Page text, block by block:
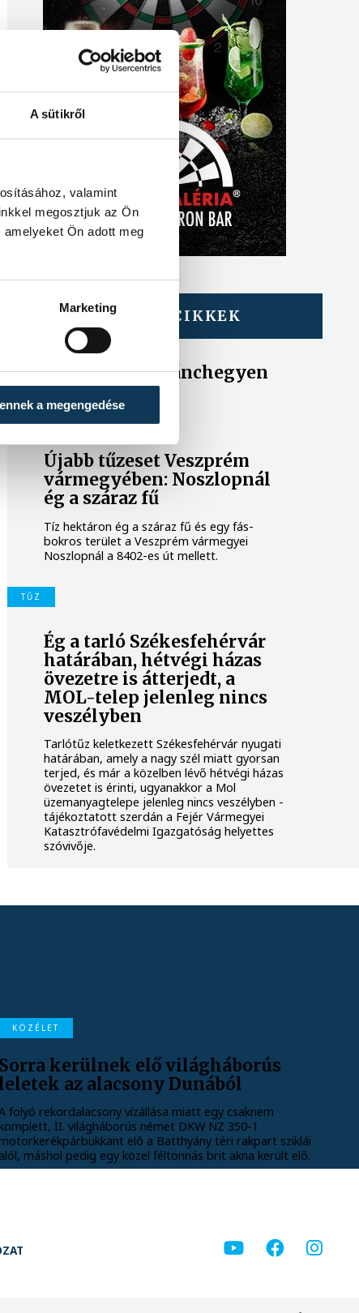
A sütikről
valamint
megosztjuk az Ön
Ön adott meg
Marketing
a megengedése
TOVÁBBI CIKKEK
KÉK FÉNY
Tűz van a Csobánchegyen
Újabb tűzeset Veszprém
vármegyében: Noszlopnál
ég a száraz fű
Tíz hektáron ég a száraz fű és egy fás-
bokros terület a Veszprém vármegyei
Noszlopnál a 8402-es út mellett.
TŰZ
Ég a tarló Székesfehérvár
határában, hétvégi házas
övezetre is átterjedt, a
MOL-telep jelenleg nincs
veszélyben
Tarlótűz keletkezett Székesfehérvár nyugati
határában, amely a nagy szél miatt gyorsan
terjed, és már a közelben lévő hétvégi házas
övezetet is érinti, ugyanakkor a Mol
üzemanyagtelepe jelenleg nincs veszélyben -
tájékoztatott szerdán a Fejér Vármegyei
Katasztrófavédelmi Igazgatóság helyettes
szóvivője.
KÖZÉLET
Sorra kerülnek elő világháborús
leletek az alacsony Dunából
folyó rekordalacsony vízállása miatt egy csaknem
komplett, II. világháborús német DKW NZ 350-1
motorkerékpárbukkant elő a Batthyány téri rakpart sziklái
alól, máshol pedig egy közel féltonnás brit akna került elő.